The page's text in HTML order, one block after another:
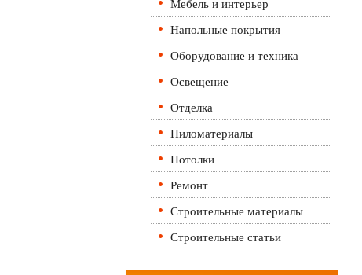
Мебель и интерьер
Напольные покрытия
Оборудование и техника
Освещение
Отделка
Пиломатериалы
Потолки
Ремонт
Строительные материалы
Строительные статьи